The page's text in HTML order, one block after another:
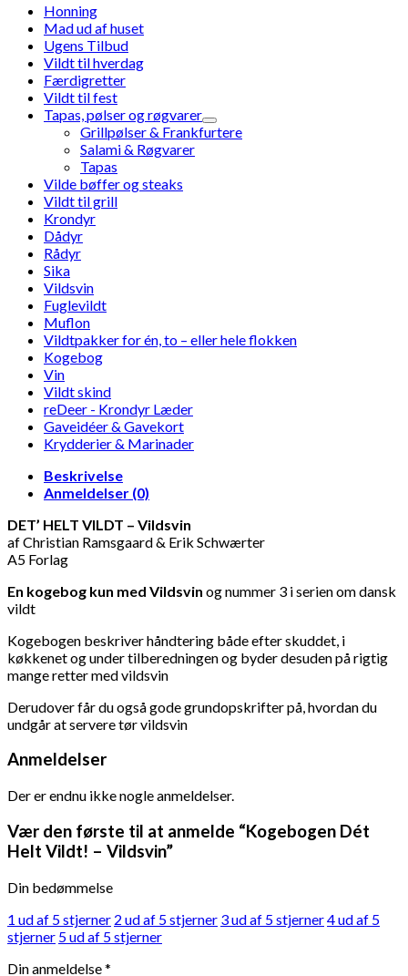
Honning
Mad ud af huset
Ugens Tilbud
Vildt til hverdag
Færdigretter
Vildt til fest
Tapas, pølser og røgvarer
Grillpølser & Frankfurtere
Salami & Røgvarer
Tapas
Vilde bøffer og steaks
Vildt til grill
Krondyr
Dådyr
Rådyr
Sika
Vildsvin
Fuglevildt
Muflon
Vildtpakker for én, to – eller hele flokken
Kogebog
Vin
Vildt skind
reDeer - Krondyr Læder
Gaveidéer & Gavekort
Krydderier & Marinader
Beskrivelse
Anmeldelser (0)
DET’ HELT VILDT – Vildsvin
af Christian Ramsgaard & Erik Schwærter
A5 Forlag
En kogebog kun med Vildsvin og nummer 3 i serien om dansk
vildt
Kogebogen beskriver håndtering både efter skuddet, i
køkkenet og under tilberedningen og byder desuden på rigtig
mange retter med vildsvin
Derudover får du også gode grundopskrifter på, hvordan du
undgår at servere tør vildsvin
Anmeldelser
Der er endnu ikke nogle anmeldelser.
Vær den første til at anmelde “Kogebogen Dét
Helt Vildt! – Vildsvin”
Din bedømmelse
1 ud af 5 stjerner 2 ud af 5 stjerner 3 ud af 5 stjerner4 ud af 5
stjerner 5 ud af 5 stjerner
Din anmeldelse*